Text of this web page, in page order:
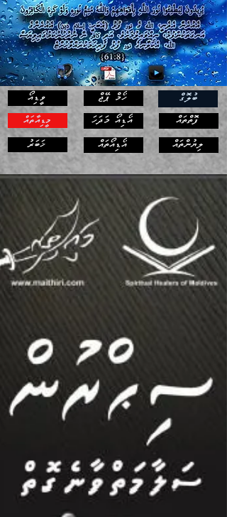
ވީޑިއޯ
މީޑިއާތައް
ޚަބަރު
ހޯމް ޕޭޖް
އޯޑިއޯ މަދަހަ
އޯޑިއޯތައް
ބުލޮގް
ފޮތްތައް
ލިޔުންތައް